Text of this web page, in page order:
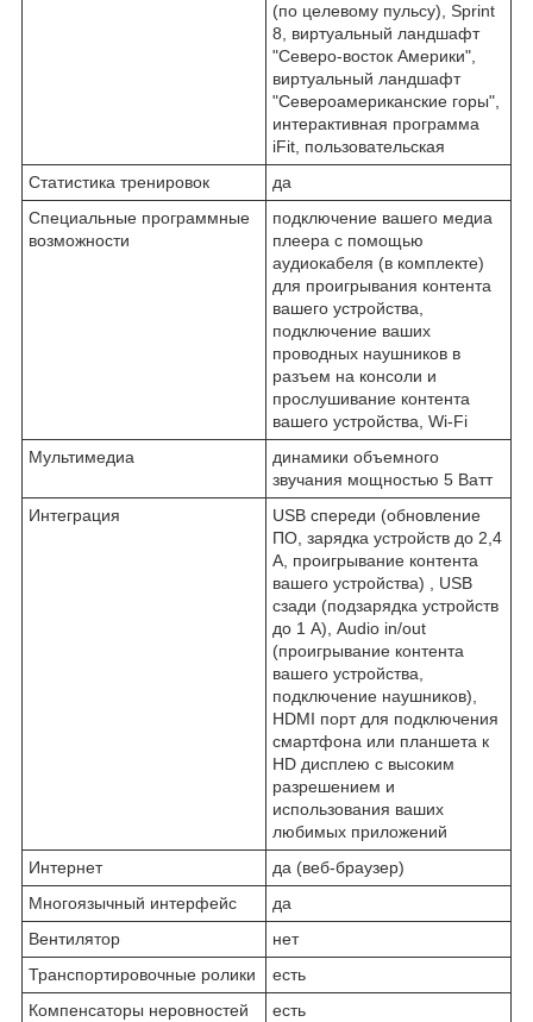
(по целевому пульсу), Sprint
8, виртуальный ландшафт
"Северо-восток Америки",
виртуальный ландшафт
"Североамериканские горы",
интерактивная программа
iFit, пользовательская
Статистика тренировок
да
Специальные программные
возможности
подключение вашего медиа
плеера с помощью
аудиокабеля (в комплекте)
для проигрывания контента
вашего устройства,
подключение ваших
проводных наушников в
разъем на консоли и
прослушивание контента
вашего устройства, Wi-Fi
Мультимедиа
динамики объемного
звучания мощностью 5 Ватт
Интеграция
USB спереди (обновление
ПО, зарядка устройств до 2,4
А, проигрывание контента
вашего устройства) , USB
сзади (подзарядка устройств
до 1 А), Audio in/out
(проигрывание контента
вашего устройства,
подключение наушников),
HDMI порт для подключения
смартфона или планшета к
HD дисплею с высоким
разрешением и
использования ваших
любимых приложений
Интернет
да (веб-браузер)
Многоязычный интерфейс
да
Вентилятор
нет
Транспортировочные ролики
есть
Компенсаторы неровностей
есть